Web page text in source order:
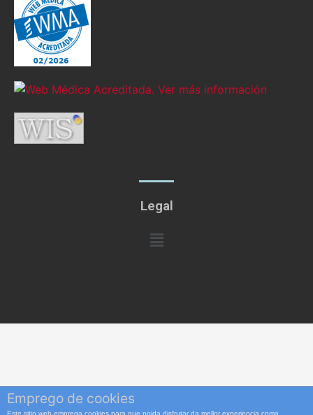
Legal
Menú
Emprego de cookies
Este sitio web emprega cookies para que poida disfrutar da mellor experiencia coma